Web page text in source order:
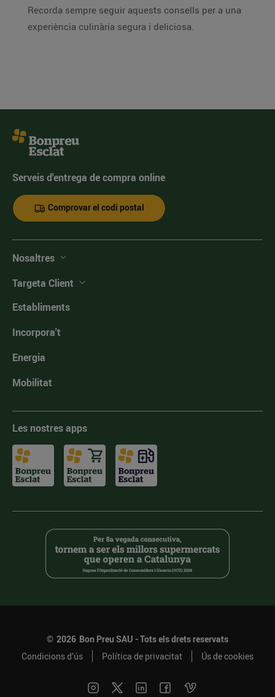
Recorda sempre seguir aquests consells per a una
experiència culinària segura i deliciosa.
Serveis d'entrega de compra online
Comprovar el codi postal
Nosaltres
Targeta Client
Establiments
Incorpora't
Energia
Mobilitat
Les nostres apps
© 2026 Bon Preu SAU - Tots els drets reservats
Condicions d’ús
Política de privacitat Ús de cookies